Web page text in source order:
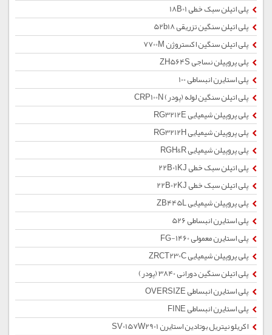
پلی اتیلن سبک خطی 18B01
پلی اتیلن سنگین تزریقی 52b18
پلی اتیلن سنگین اکستروژن 7700M
پلی پروپیلن نساجی ZH564S
پلی استایرن انبساطی 100
پلی اتیلن سنگین لوله (پودر) CRP100N
پلی پروپیلن شیمیایی RG3212E
پلی پروپیلن شیمیایی RG3212H
پلی پروپیلن شیمیایی RGH&R
پلی اتیلن سبک خطی 22B01KJ
پلی اتیلن سبک خطی 22B02KJ
پلی پروپیلن شیمیایی ZB445L
پلی استایرن انبساطی 526
پلی استایرن معمولی 1460-FG
پلی پروپیلن شیمیایی ZRCT230C
پلی اتیلن سنگین دورانی 3840 (پودر)
پلی استایرن انبساطی OVERSIZE
پلی استایرن انبساطی FINE
اکریلو نیتریل بوتادین استایرن SV0157W2901